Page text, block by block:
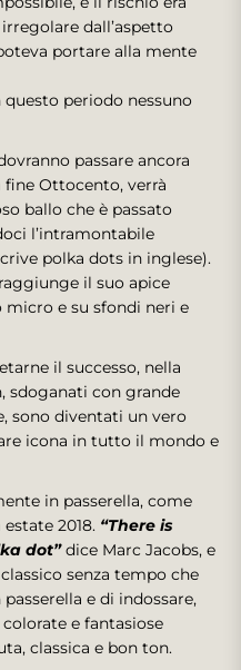
dall’aspetto
portare alla mente
periodo nessuno
passare ancora
fine Ottocento, verrà
ballo che è passato
l’intramontabile
polka dots in inglese).
il suo apice
e su sfondi neri e
il successo, nella
sdoganati con grande
sono diventati un vero
icona in tutto il mondo e
in passerella, come
2018. “There is
dot”dice Marc Jacobs, e
senza tempo che
e di indossare,
e fantasiose
classica e bon ton.